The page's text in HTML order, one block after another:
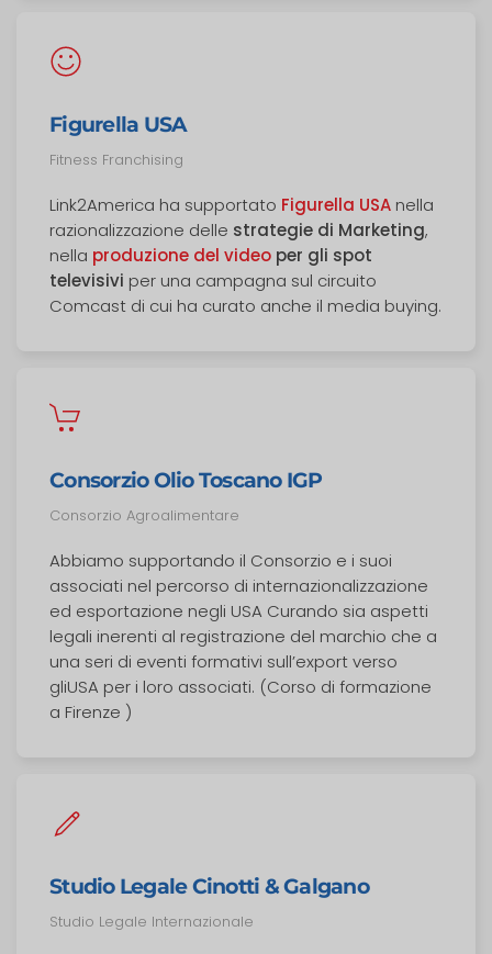
Figurella USA
Fitness Franchising
Link2America ha supportato Figurella USA nella
razionalizzazione delle strategie di Marketing,
nella produzione del video per gli spot
televisivi per una campagna sul circuito
Comcast di cui ha curato anche il media buying.
Consorzio Olio Toscano IGP
Consorzio Agroalimentare
Abbiamo supportando il Consorzio e i suoi
associati nel percorso di internazionalizzazione
ed esportazione negli USA Curando sia aspetti
legali inerenti al registrazione del marchio che a
una seri di eventi formativi sull’export verso
gliUSA per i loro associati. (Corso di formazione
a Firenze )
Studio Legale Cinotti & Galgano
Studio Legale Internazionale